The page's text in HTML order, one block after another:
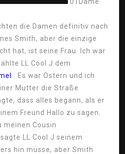
die Damen definitiv nach
Smith, aber die einzige
hat, ist seine Frau. Ich war
LL Cool J dem
. Es war Ostern und ich
Mutter die Straße
dass alles begann, als er
Freund Hallo zu sagen.
meinen Cousin
LL Cool J seinem
hin müsse, aber Smith